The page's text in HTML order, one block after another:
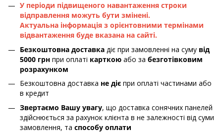
У періоди підвищеного навантаження строки
відправлення можуть бути змінені.
Актуальна інформація з орієнтовними термінами
відвантаження буде вказана на сайті.
Безкоштовна доставка діє при замовленні на суму від
5000 грн при оплаті карткою або за безготівковим
розрахунком
Безкоштовна доставка не діє при оплаті частинами або
в кредит
Звертаємо Вашу увагу, що доставка сонячних панелей
здійснюється за рахунок клієнта в не залежності від суми
замовлення, та способу оплати